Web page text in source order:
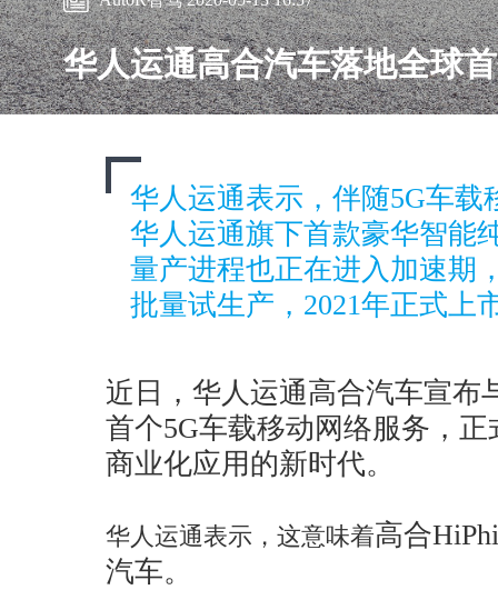
华人运通高合汽车落地全球
华人运通表示，伴随5G车载
华人运通旗下首款豪华智能
量产进程也正在进入加速期
批量试生产，2021年正式上
近日，华人运通高合汽车宣布
首个5G车载移动网络服务，
商业化应用的新时代。
华人运通表示，这意味着高合
汽车。